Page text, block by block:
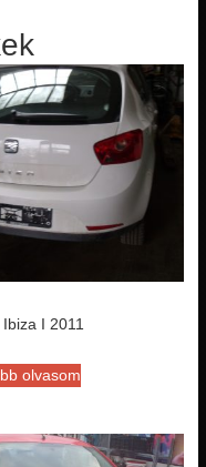
I 2011
olvasom